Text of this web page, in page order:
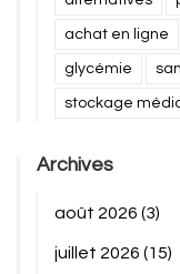
achat en ligne
glycémie
stockage
Archives
août 2026 (3)
juillet 2026 (15)